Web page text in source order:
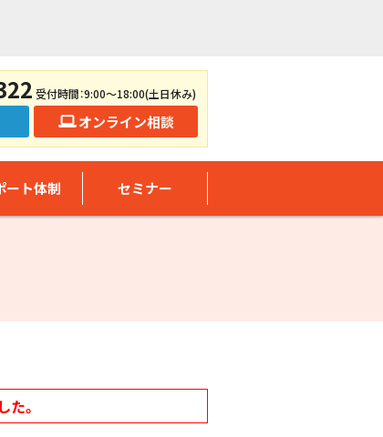
受付時間：9:00～18:00(土日休み)
オンライン相談
ート体制 セミナー
。